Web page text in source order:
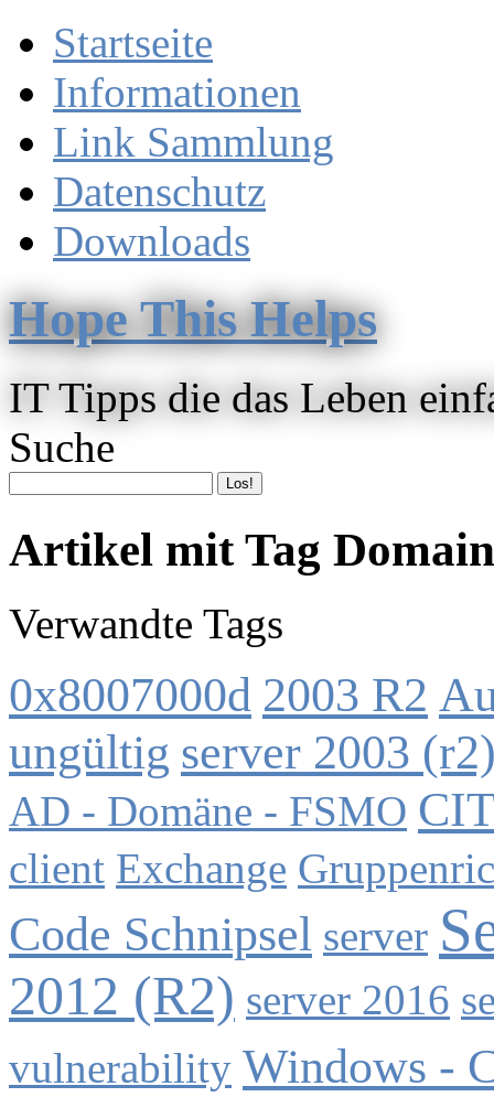
Startseite
Informationen
Link Sammlung
Datenschutz
Downloads
Hope This Helps
IT Tipps die das Leben
Suche
Artikel mit Tag
Verwandte Tags
0x8007000d 2003 R2
ungültig server 2003
AD - Domäne - FSMO
client Exchange
Code Schnipsel server
2012 (R2) server 2016
vulnerability Windows -